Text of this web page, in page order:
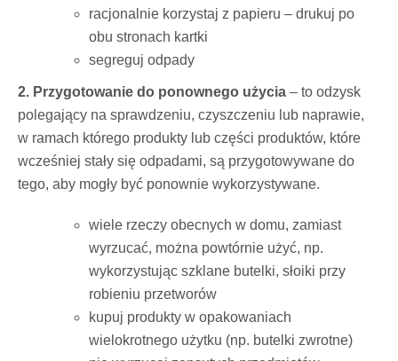
racjonalnie korzystaj z papieru – drukuj po
obu stronach kartki
segreguj odpady
2. Przygotowanie do ponownego użycia – to odzysk
polegający na sprawdzeniu, czyszczeniu lub naprawie,
w ramach którego produkty lub części produktów, które
wcześniej stały się odpadami, są przygotowywane do
tego, aby mogły być ponownie wykorzystywane.
wiele rzeczy obecnych w domu, zamiast
wyrzucać, można powtórnie użyć, np.
wykorzystując szklane butelki, słoiki przy
robieniu przetworów
kupuj produkty w opakowaniach
wielokrotnego użytku (np. butelki zwrotne)